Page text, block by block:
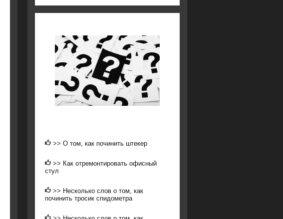
>> О том, как починить штекер
>> Как отремонтировать офисный
стул
>> Несколько слов о том, как
починить тросик спидометра